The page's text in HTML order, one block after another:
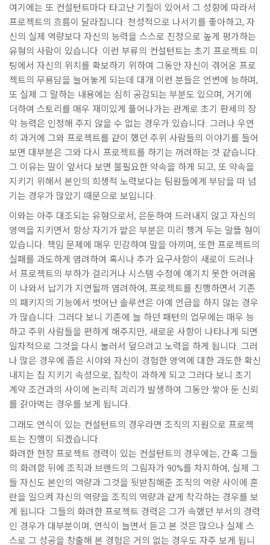
여기에는 또 컨설턴트마다 타고난 기질이 있어서 그 성향에 따라서
프로젝트의 흐름이 달라집니다. 천성적으로 나서기를 좋아하고, 자
신의 실제 역량보다 자신의 능력을 스스로 진정으로 높게 평가하는
유형의 사람이 있습니다. 이런 부류의 컨설턴트는 초기 프로젝트 미
팅에서 자신의 위치를 확보하기 위하여 그동안 자신이 겪어온 프로
젝트의 무용담을 늘어놓게 되는데 대개 이런 분들은 언변에 능하며,
또 실제 그 말하는 내용에는 심히 공감되는 부분도 있으며, 거기에
더하여 스토리를 매우 재미있게 풀어나가는 관계로 초기 판세의 장
악 능력은 인정해 주지 않을 수 없는 경우가 있습니다. 그러나 우연
히 과거에 그와 프로젝트를 같이 했던 주위 사람들의 이야기를 들어
보면 대부분은 그와 다시 프로젝트를 하기는 꺼려하는 것 같습니다.
그 이유는 말이 앞서다 보면 불필요한 약속을 하게 되고, 또 약속을
지키기 위해서 본인의 희생적 노력보다는 팀원들에게 부담을 떠 넘
기는 경우가 많았기 때문으로 보입니다.
이와는 아주 대조되는 유형으로서, 은둔하여 드러내지 않고 자신의
영역을 지키면서 항상 자기가 맡은 부분은 미리 챙겨 두는 알뜰 형이
있습니다. 책임 문제에 매우 민감하여 말을 아끼며, 또한 프로젝트의
실패를 과도하게 염려하여 혹시나 추가 요구사항이 새로이 드러나
서 프로젝트의 부하가 걸리거나 시스템 수정에 예기치 못한 어려움
이 나와서 납기가 지연될까 염려하여, 프로젝트를 진행하면서 기존
의 패키지의 기능에서 벗어난 솔루션은 아예 언급을 하지 않는 경우
가 많습니다. 그러다 보니 기존에 늘 하던 패턴의 업무에는 매우 능
하고 주위 사람들을 편하게 해주지만, 새로운 사항이 나타나게 되면
일차적으로 그것을 다시 눌러서 덮으려고 노력을 하게 됩니다. 그러
나 많은 경우에 좁은 시야와 자신이 경험한 영역에 대한 과도한 확신
내지는 집 지키기 속성으로, 집착이 과하게 되고 그러다 보니 초기
계약 조건과의 사이에 논리적 괴리가 발생하여 그동안 쌓아 둔 신뢰
를 갉아먹는 경우를 보게 됩니다.
그래도 연식이 있는 컨설턴트의 경우라면 조직의 지원으로 프로젝
트는 진행이 되겠습니다.
화려한 현장 프로젝트 경력이 있는 컨설턴트의 경우에는, 간혹 그들
의 화려함 뒤에 조직과 브랜드의 그림자가 90%를 차지하여, 실제 그
들 자신도 본인의 역량과 그것을 뒷받침해준 조직의 역량 사이에 혼
란을 일으켜 자신의 역량을 조직의 역량과 같게 착각하는 경우를 보
게 됩니다. 그들의 화려한 프로젝트 경력은 그가 속했던 부서의 경력
인 경우가 대부분이며, 연식이 늘면서 듣고 본 것은 많으나 실제 스
스로 그 성공을 창출해 본 경험은 거의 없는 경우도 자주 보게 됩니